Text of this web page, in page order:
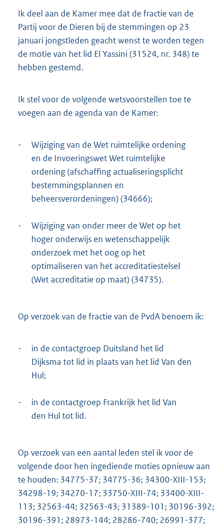
Ik deel aan de Kamer mee dat de fractie van de
Partij voor de Dieren bij de stemmingen op 23
januari jongstleden geacht wenst te worden tegen
de motie van het lid El Yassini (31524, nr. 348) te
hebben gestemd.
Ik stel voor de volgende wetsvoorstellen toe te
voegen aan de agenda van de Kamer:
-
Wijziging van de Wet ruimtelijke ordening
en de Invoeringswet Wet ruimtelijke
ordening (afschaffing actualiseringsplicht
bestemmingsplannen en
beheersverordeningen) (34666);
-
Wijziging van onder meer de Wet op het
hoger onderwijs en wetenschappelijk
onderzoek met het oog op het
optimaliseren van het accreditatiestelsel
(Wet accreditatie op maat) (34735).
Op verzoek van de fractie van de PvdA benoem ik:
-
in de contactgroep Duitsland het lid
Dijksma tot lid in plaats van het lid Van den
Hul;
-
in de contactgroep Frankrijk het lid Van
den Hul tot lid.
Op verzoek van een aantal leden stel ik voor de
volgende door hen ingediende moties opnieuw aan
te houden: 34775-37; 34775-36; 34300-XIII-153;
34298-19; 34270-17; 33750-XIII-74; 33400-XIII-
113; 32563-44; 32563-43; 31389-101; 30196-392;
30196-391; 28973-144; 28286-740; 26991-377;